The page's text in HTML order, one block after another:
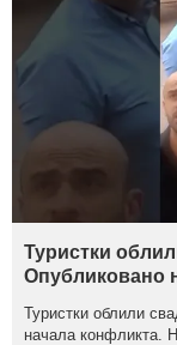
Туристки
Опубликовано
Туристки облили
начала